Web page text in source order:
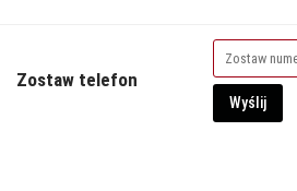
Zostaw telefon
Wyślij